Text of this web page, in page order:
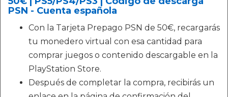
PSN - Cuenta española
Con la Tarjeta Prepago PSN de 50€, recargarás
tu monedero virtual con esa cantidad para
comprar juegos o contenido descargable en la
PlayStation Store.
Después de completar la compra, recibirás un